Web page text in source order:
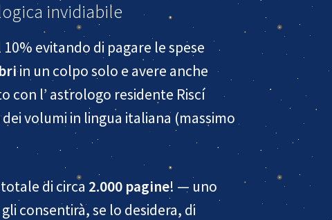
invidiabile
evitando di pagare le spese
in un colpo solo e avere anche
l’ astrologo residente Riscí
volumi in lingua italiana (massimo
di circa 2.000 pagine! — uno
consentirà, se lo desidera, di